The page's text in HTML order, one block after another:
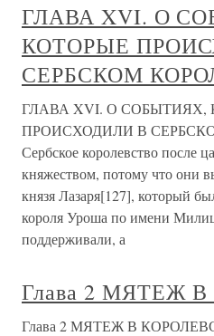
ГЛАВА XVI. О
КОТОРЫЕ
СЕРБСКОМ
ГЛАВА XVI. О СОБЫТИЯХ,
ПРОИСХОДИЛИ В
Сербское королевство после
княжеством, потому что они
князя Лазаря[127], который
короля Уроша по имени
поддерживали, а
Глава 2 МЯТЕЖ
Глава 2 МЯТЕЖ В